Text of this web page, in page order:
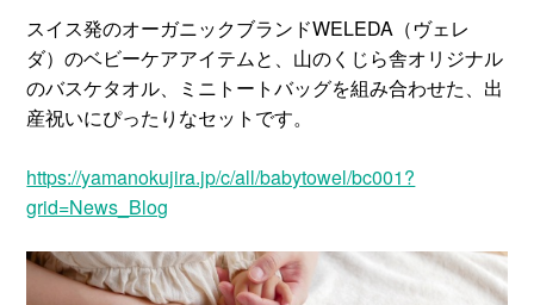
スイス発のオーガニックブランドWELEDA（ヴェレ
ダ）のベビーケアアイテムと、山のくじら舎オリジナル
のバスケタオル、ミニトートバッグを組み合わせた、出
産祝いにぴったりなセットです。
https://yamanokujira.jp/c/all/babytowel/bc001?
grid=News_Blog